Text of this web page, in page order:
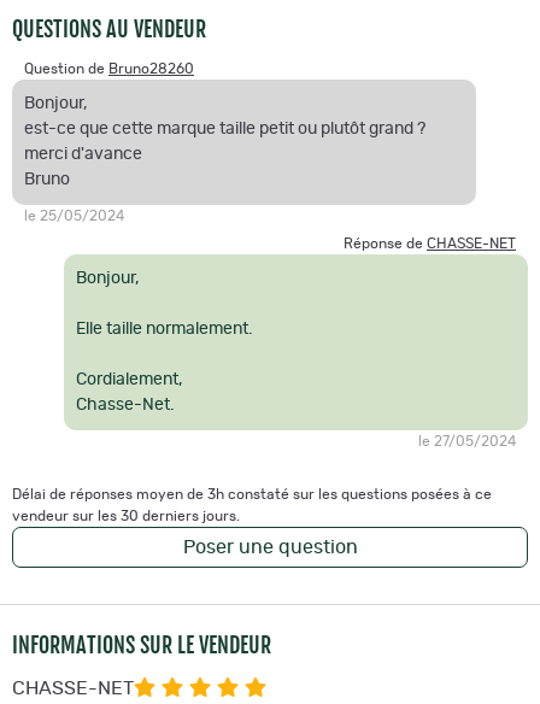
Poches
Lavage facile en machine (selon consignes de l'étiquette)
Points forts :
Design inspiré des sahariennes : élégance naturelle et
QUESTIONS AU VENDEUR
Question de Bruno28260
Bonjour,
est-ce que cette marque taille petit ou plutôt grand ?
merci d'avance
Bruno
le 25/05/2024
Réponse de CHASSE-NET
Bonjour,
Elle taille normalement.
Cordialement,
Chasse-Net.
le 27/05/2024
Délai de réponses moyen de 3h constaté sur les questions posées à ce
vendeur sur les 30 derniers jours.
Poser une question
INFORMATIONS SUR LE VENDEUR
CHASSE-NET